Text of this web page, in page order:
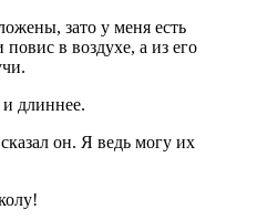
зато у меня есть
в воздухе, а из его
длиннее.
он. Я ведь могу их